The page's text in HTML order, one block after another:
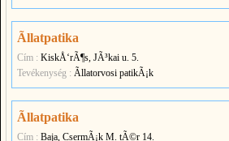
Ãllatpatika
Cím : KiskÅ‘rÃ¶s, JÃ³kai u. 5.
Tevékenység : Ãllatorvosi patikÃ¡k
Ãllatpatika
Cím : Baja, CsermÃ¡k M. tÃ©r 14.